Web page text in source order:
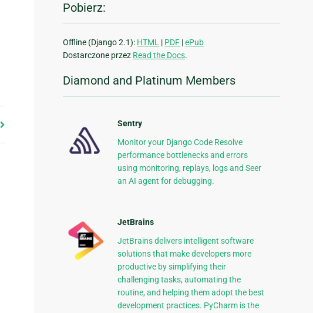
Pobierz:
Offline (Django 2.1): HTML | PDF |ePub
Dostarczone przez Read the Docs.
Diamond and Platinum Members
Sentry
Monitor your Django Code Resolve
performance bottlenecks and errors
using monitoring, replays, logs and Seer
an AI agent for debugging.
JetBrains
JetBrains delivers intelligent software
solutions that make developers more
productive by simplifying their
challenging tasks, automating the
routine, and helping them adopt the best
development practices. PyCharm is the